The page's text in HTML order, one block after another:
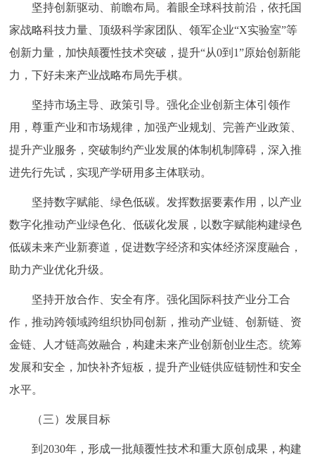
坚持创新驱动、前瞻布局。着眼全球科技前沿，依托国
家战略科技力量、顶级科学家团队、领军企业“X实验室”等
创新力量，加快颠覆性技术突破，提升“从0到1”原始创新能
力，下好未来产业战略布局先手棋。
坚持市场主导、政策引导。强化企业创新主体引领作
用，尊重产业和市场规律，加强产业规划、完善产业政策、
提升产业服务，突破制约产业发展的体制机制障碍，深入推
进先行先试，实现产学研用多主体联动。
坚持数字赋能、绿色低碳。发挥数据要素作用，以产业
数字化推动产业绿色化、低碳化发展，以数字赋能构建绿色
低碳未来产业新赛道，促进数字经济和实体经济深度融合，
助力产业优化升级。
坚持开放合作、安全有序。强化国际科技产业分工合
作，推动跨领域跨组织协同创新，推动产业链、创新链、资
金链、人才链高效融合，构建未来产业创新创业生态。统筹
发展和安全，加快补齐短板，提升产业链供应链韧性和安全
水平。
（三）发展目标
到2030年，形成一批颠覆性技术和重大原创成果，构建